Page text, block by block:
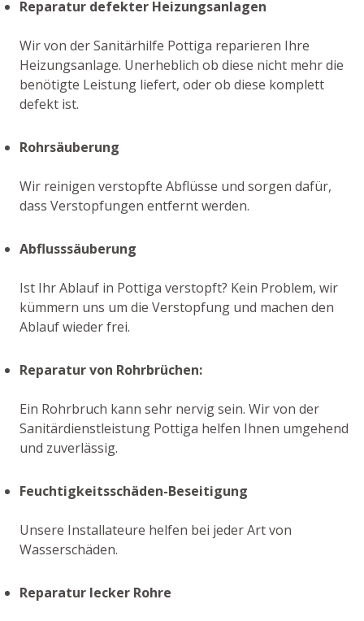
Reparatur defekter Heizungsanlagen
Wir von der Sanitärhilfe Pottiga reparieren Ihre
Heizungsanlage. Unerheblich ob diese nicht mehr die
benötigte Leistung liefert, oder ob diese komplett
defekt ist.
Rohrsäuberung
Wir reinigen verstopfte Abflüsse und sorgen dafür,
dass Verstopfungen entfernt werden.
Abflusssäuberung
Ist Ihr Ablauf in Pottiga verstopft? Kein Problem, wir
kümmern uns um die Verstopfung und machen den
Ablauf wieder frei.
Reparatur von Rohrbrüchen:
Ein Rohrbruch kann sehr nervig sein. Wir von der
Sanitärdienstleistung Pottiga helfen Ihnen umgehend
und zuverlässig.
Feuchtigkeitsschäden-Beseitigung
Unsere Installateure helfen bei jeder Art von
Wasserschäden.
Reparatur lecker Rohre